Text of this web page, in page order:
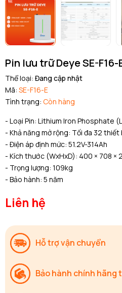
Pin lưu trữ Deye SE-F16-
Thể loại: Đang cập nhật
Mã: SE-F16-E
Tình trạng: Còn hàng
- Loại Pin: Lithium Iron Phosphate
- Khả năng mở rộng: Tối đa 32
- Điện áp định mức: 51.2V-314Ah
- Kích thước (WxHxD): 400 × 708 ×
- Trọng lượng: 109kg
- Bảo hành: 5 năm
Liên hệ
Hỗ trợ vận chuyển
Bảo hành chính hãng